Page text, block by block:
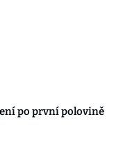
po první polovině